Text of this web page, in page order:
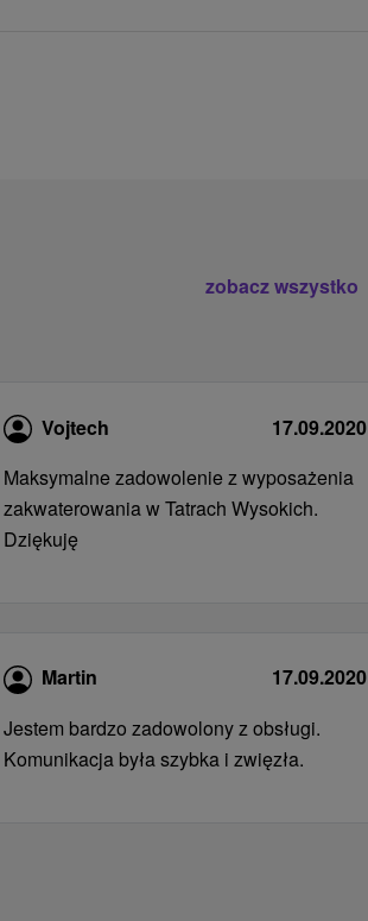
zobacz wszystko
Vojtech
17.09.2020
Maksymalne zadowolenie z wyposażenia
zakwaterowania w Tatrach Wysokich.
Dziękuję
Martin
17.09.2020
Jestem bardzo zadowolony z obsługi.
Komunikacja była szybka i zwięzła.